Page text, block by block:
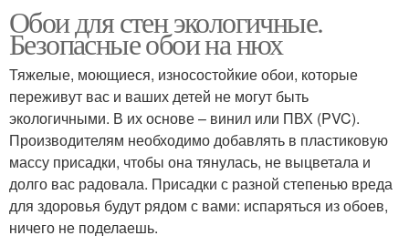
Обои для стен экологичные.
Безопасные обои на нюх
Тяжелые, моющиеся, износостойкие обои, которые
переживут вас и ваших детей не могут быть
экологичными. В их основе – винил или ПВХ (PVC).
Производителям необходимо добавлять в пластиковую
массу присадки, чтобы она тянулась, не выцветала и
долго вас радовала. Присадки с разной степенью вреда
для здоровья будут рядом с вами: испаряться из обоев,
ничего не поделаешь.